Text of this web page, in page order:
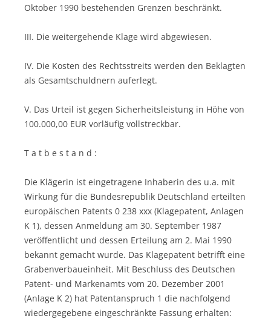
Oktober 1990 bestehenden Grenzen beschränkt.
III. Die weitergehende Klage wird abgewiesen.
IV. Die Kosten des Rechtsstreits werden den Beklagten
als Gesamtschuldnern auferlegt.
V. Das Urteil ist gegen Sicherheitsleistung in Höhe von
100.000,00 EUR vorläufig vollstreckbar.
T a t b e s t a n d :
Die Klägerin ist eingetragene Inhaberin des u.a. mit
Wirkung für die Bundesrepublik Deutschland erteilten
europäischen Patents 0 238 xxx (Klagepatent, Anlagen
K 1), dessen Anmeldung am 30. September 1987
veröffentlicht und dessen Erteilung am 2. Mai 1990
bekannt gemacht wurde. Das Klagepatent betrifft eine
Grabenverbaueinheit. Mit Beschluss des Deutschen
Patent- und Markenamts vom 20. Dezember 2001
(Anlage K 2) hat Patentanspruch 1 die nachfolgend
wiedergegebene eingeschränkte Fassung erhalten: